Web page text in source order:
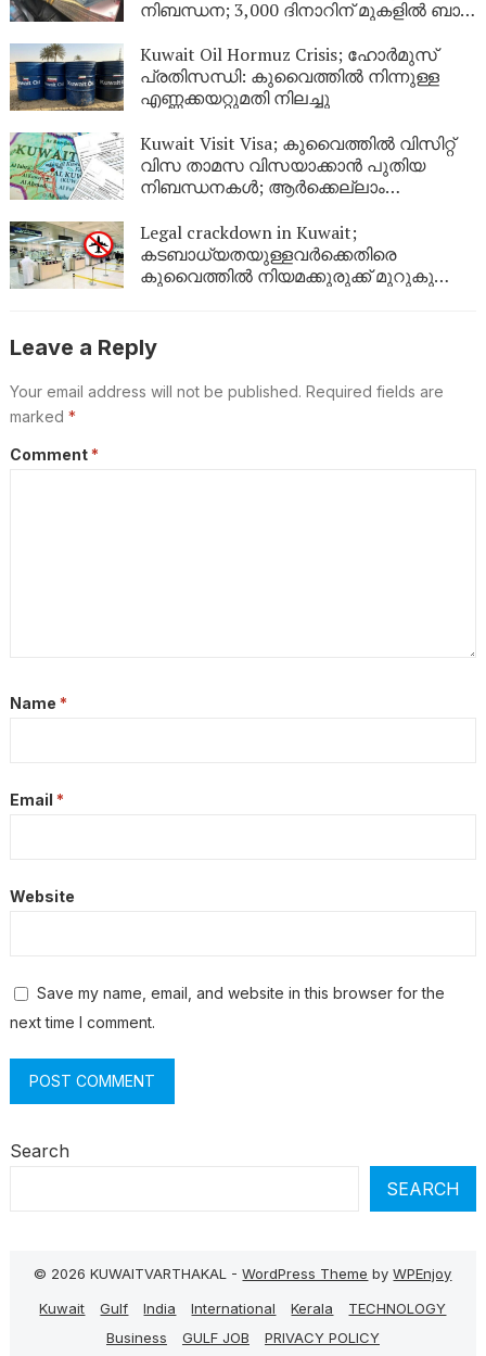
നിബന്ധന; 3,000 ദിനാറിന് മുകളിൽ ബാങ്ക്
Kuwait Oil Hormuz Crisis; ഹോർമുസ്
പ്രതിസന്ധി: കുവൈത്തിൽ നിന്നുള്ള
എണ്ണക്കയറ്റുമതി നിലച്ചു
Kuwait Visit Visa; കുവൈത്തിൽ വിസിറ്റ്
വിസ താമസ വിസയാക്കാൻ പുതിയ
നിബന്ധനകൾ; ആർക്കെല്ലാം
Legal crackdown in Kuwait;
കടബാധ്യതയുള്ളവർക്കെതിരെ
കുവൈത്തിൽ നിയമക്കുരുക്ക് മുറുകുന്നു;
Leave a Reply
Your email address will not be published. Required fields are
marked *
Comment *
Name *
Email *
Website
Save my name, email, and website in this browser for the
next time I comment.
Search
SEARCH
© 2026 KUWAITVARTHAKAL -WordPress Theme byWPEnjoy
Kuwait
Gulf India International Kerala
TECHNOLOGY
Business
GULF JOB PRIVACY POLICY